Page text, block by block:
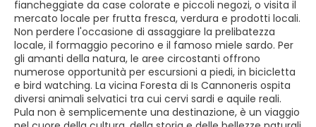
fiancheggiate da case colorate e piccoli negozi, o visita il
mercato locale per frutta fresca, verdura e prodotti locali.
Non perdere l'occasione di assaggiare la prelibatezza
locale, il formaggio pecorino e il famoso miele sardo. Per
gli amanti della natura, le aree circostanti offrono
numerose opportunità per escursioni a piedi, in bicicletta
e bird watching. La vicina Foresta di Is Cannoneris ospita
diversi animali selvatici tra cui cervi sardi e aquile reali.
Pula non è semplicemente una destinazione, è un viaggio